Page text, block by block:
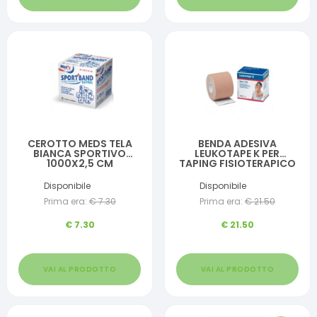
CEROTTO MEDS TELA
BIANCA SPORTIVO
1000X2,5 CM
Disponibile
Prima era: €7.30
€ 7.30
VAI AL PRODOTTO
BENDA ADESIVA
LEUKOTAPE K PER
TAPING FISIOTERAPICO
LUNGHEZZA 5 M COLOR
CARNE IN ROTOLO
Disponibile
Prima era: €21.50
€ 21.50
VAI AL PRODOTTO